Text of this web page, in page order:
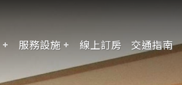
服務設施 線上訂房 交通指南